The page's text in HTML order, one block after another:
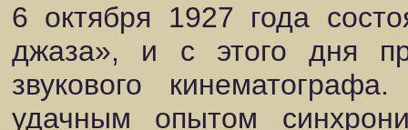
6 октября 1927 года
джаза», и с этого дня
звукового
удачным опытом